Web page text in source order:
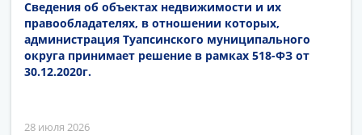
Сведения об объектах недвижимости и их
правообладателях, в отношении которых,
администрация Туапсинского муниципального
округа принимает решение в рамках 518-ФЗ от
30.12.2020г.
28 июля 2026